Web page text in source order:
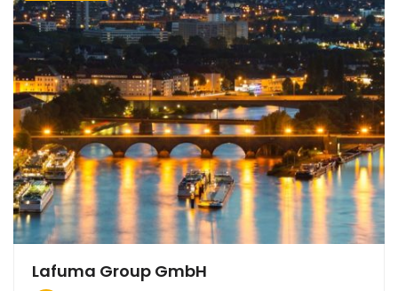
Lafuma Group GmbH